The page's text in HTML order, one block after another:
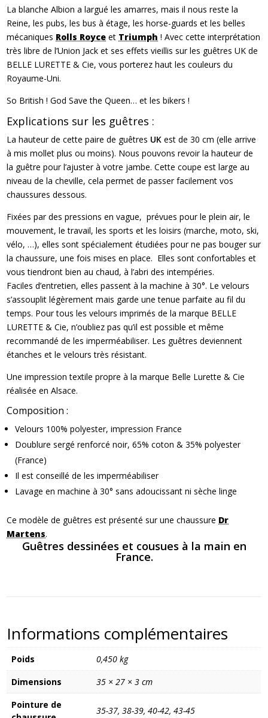
La blanche Albion a largué les amarres, mais il nous reste la
Reine, les pubs, les bus à étage, les horse-guards et les belles
mécaniques Rolls Royce et Triumph ! Avec cette interprétation
très libre de l’Union Jack et ses effets vieillis sur les guêtres UK de
BELLE LURETTE & Cie, vous porterez haut les couleurs du
Royaume-Uni.
So British ! God Save the Queen… et les bikers !
Explications sur les guêtres :
La hauteur de cette paire de guêtres UK est de 30 cm (elle arrive
à mis mollet plus ou moins). Nous pouvons revoir la hauteur de
la guêtre pour l’ajuster à votre jambe. Cette coupe est large au
niveau de la cheville, cela permet de passer facilement vos
chaussures dessous.
Fixées par des pressions en vague, prévues pour le plein air, le
mouvement, le travail, les sports et les loisirs (marche, moto, ski,
vélo, …), elles sont spécialement étudiées pour ne pas bouger sur
la chaussure, une fois mises en place. Elles sont confortables et
vous tiendront bien au chaud, à l’abri des intempéries.
Faciles d’entretien, elles passent à la machine à 30°. Le velours
s’assouplit légèrement mais garde une tenue parfaite au fil du
temps. Pour tous les velours imprimés de la marque BELLE
LURETTE & Cie, n’oubliez pas qu’il est possible et même
recommandé de les imperméabiliser. Les guêtres deviennent
étanches et le velours très résistant.
Une impression textile propre à la marque Belle Lurette & Cie
réalisée en Alsace.
Composition :
Velours 100% polyester, impression France
Doublure sergé renforcé noir, 65% coton & 35% polyester
(France)
Il est conseillé de les imperméabiliser
Lavage en machine à 30° sans adoucissant ni sèche linge
Ce modèle de guêtres est présenté sur une chaussure Dr
Martens.
Guêtres dessinées et cousues à la main en
France.
Informations complémentaires
Poids
0,450 kg
Dimensions
35 × 27 × 3 cm
Pointure de
35-37, 38-39, 40-42, 43-45